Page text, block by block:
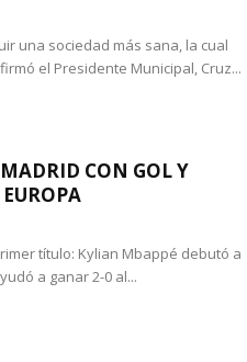
una sociedad más sana, la cual
el Presidente Municipal, Cruz...
CON GOL Y
título: Kylian Mbappé debutó a
a ganar 2-0 al...